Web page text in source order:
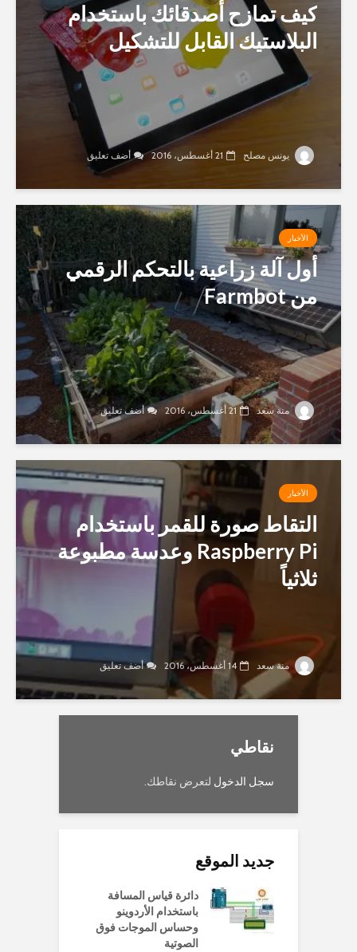
كيف تمازح أصدقائك باستخدام
البلاستيك القابل للتشكيل
يونس مصلح 21 أغسطس، 2016 أضف تعليق
الأخبار
أول آلة زراعية بالتحكم الرقمي
من Farmbot
منة سعد 21 أغسطس، 2016 أضف تعليق
الأخبار
التقاط صورة للقمر باستخدام
Raspberry Pi وعدسة مطبوعة
ثلاثياً
منة سعد 14 أغسطس، 2016 أضف تعليق
نقاطي
سجل الدخول لتعرض نقاطك.
جديد الموقع
دائرة قياس المسافة
باستخدام الأردوينو
وحساس الموجات فوق
الصوتية